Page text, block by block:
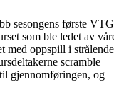
sesongens første VTG
som ble ledet av
med oppspill i strålende
scramble
gjennomføringen, og